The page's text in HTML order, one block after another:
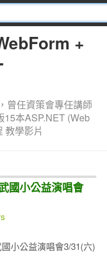
+
曾任資策會專任講師
15本ASP.NET (Web
教學影片
國小公益演唱會
小公益演唱會3/31(六)